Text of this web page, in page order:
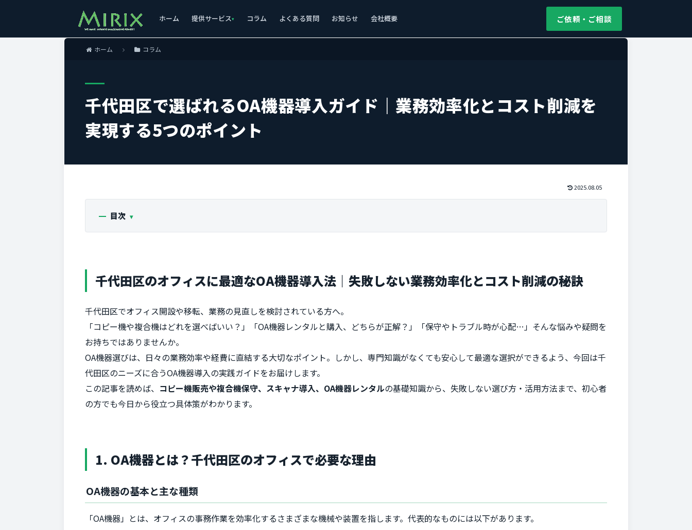
ご依頼・ご相談
ホーム 提供サービス コラム よくある質問 お知らせ 会社概要
ホーム コラム
千代田区で選ばれるOA機器導入ガイド｜業務効率化とコスト削減を
実現する5つのポイント
2025.08.05
目次
千代田区のオフィスに最適なOA機器導入法｜失敗しない業務効率化とコスト削減の秘訣
千代田区でオフィス開設や移転、業務の見直しを検討されている方へ。
「コピー機や複合機はどれを選べばいい？」「OA機器レンタルと購入、どちらが正解？」「保守やトラブル時が心配…」そんな悩みや疑問を
お持ちではありませんか。
OA機器選びは、日々の業務効率や経費に直結する大切なポイント。しかし、専門知識がなくても安心して最適な選択ができるよう、今回は千
代田区のニーズに合うOA機器導入の実践ガイドをお届けします。
この記事を読めば、 コピー機販売や複合機保守、スキャナ導入、OA機器レンタルの基礎知識から、失敗しない選び方・活用方法まで、初心者
の方でも今日から役立つ具体策がわかります。
1. OA機器とは？千代田区のオフィスで必要な理由
OA機器の基本と主な種類
「OA機器」とは、オフィスの事務作業を効率化するさまざまな機械や装置を指します。代表的なものには以下があります。